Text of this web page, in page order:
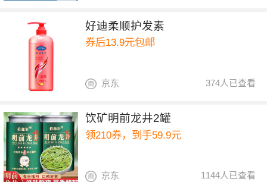
好迪柔顺护发素
券后13.9元包邮
374人已查看
京东
饮矿明前龙井2罐
领210券，到手59.9元
1144人已查看
京东